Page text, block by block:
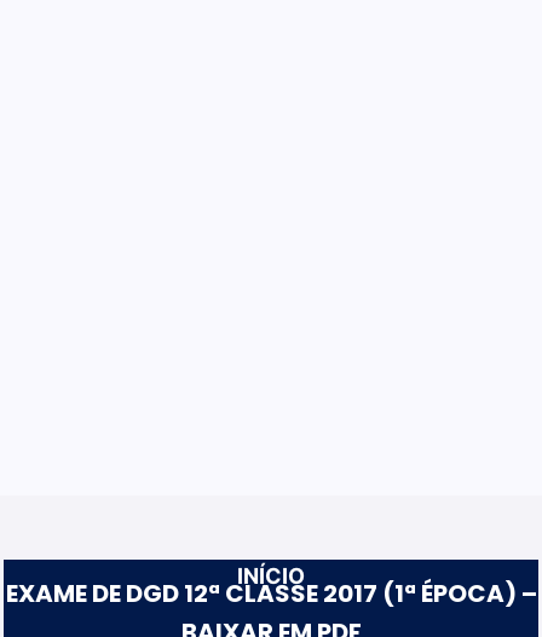
INÍCIO
EXAME DE DGD 12ª CLASSE 2017 (1ª ÉPOCA) –